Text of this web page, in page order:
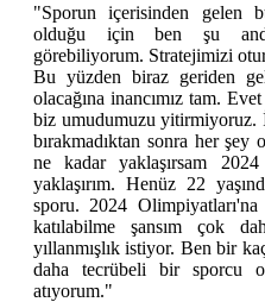
"Sporun içerisinden gelen
olduğu için ben şu
görebiliyorum. Stratejimizi
Bu yüzden biraz geriden
olacağına inancımız tam.
biz umudumuzu yitirmiyoruz.
bırakmadıktan sonra her şey
ne kadar yaklaşırsam
yaklaşırım. Henüz 22
sporu. 2024
katılabilme şansım çok
yıllanmışlık istiyor. Ben bir
daha tecrübeli bir sporcu
atıyorum."